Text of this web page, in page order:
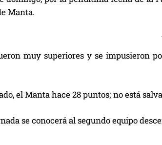
Manta.
muy superiores y se impusieron
el Manta hace 28 puntos; no está
se conocerá al segundo equipo